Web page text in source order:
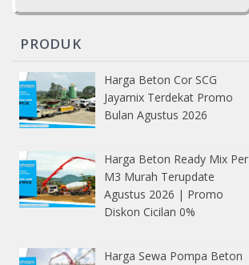
PRODUK
Harga Beton Cor SCG
Jayamix Terdekat Promo
Bulan Agustus 2026
Harga Beton Ready Mix Per
M3 Murah Terupdate
Agustus 2026 | Promo
Diskon Cicilan 0%
Harga Sewa Pompa Beton